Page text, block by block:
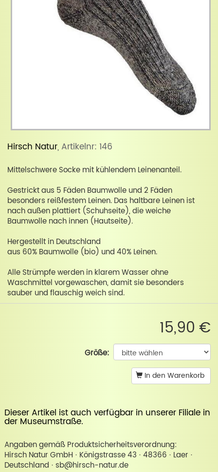
Hirsch Natur, Artikelnr: 146
Mittelschwere Socke mit kühlendem Leinenanteil.
Gestrickt aus 5 Fäden Baumwolle und 2 Fäden
besonders reißfestem Leinen. Das haltbare Leinen ist
nach außen plattiert (Schuhseite), die weiche
Baumwolle nach innen (Hautseite).
Hergestellt in Deutschland
aus 60% Baumwolle (bio) und 40% Leinen.
Alle Strümpfe werden in klarem Wasser ohne
Waschmittel vorgewaschen, damit sie besonders
sauber und flauschig weich sind.
15,90 €
Größe:
In den Warenkorb
Dieser Artikel ist auch verfügbar in unserer Filiale in
der Museumstraße.
Angaben gemäß Produktsicherheitsverordnung:
Hirsch Natur GmbH · Königstrasse 43 · 48366 · Laer ·
Deutschland · sb@hirsch-natur.de